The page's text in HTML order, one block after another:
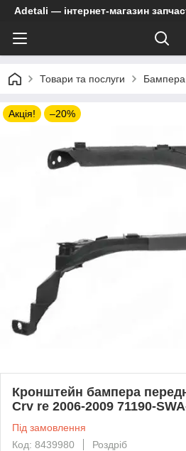
Adetali — інтернет-магазин
Товари та послуги Бампера
Акція! –20%
Кронштейн бампера
Crv re 2006-2009 71190-
Під замовлення
Код: 8439980
Роздріб